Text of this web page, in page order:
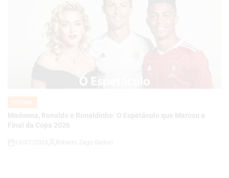
on
19/07/2026